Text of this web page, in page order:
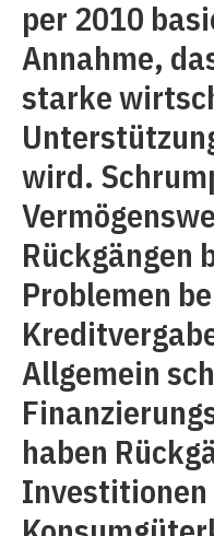
per 2010
Annahme,
starke
wird.
Rückgängen
Problemen
Allgemein
haben